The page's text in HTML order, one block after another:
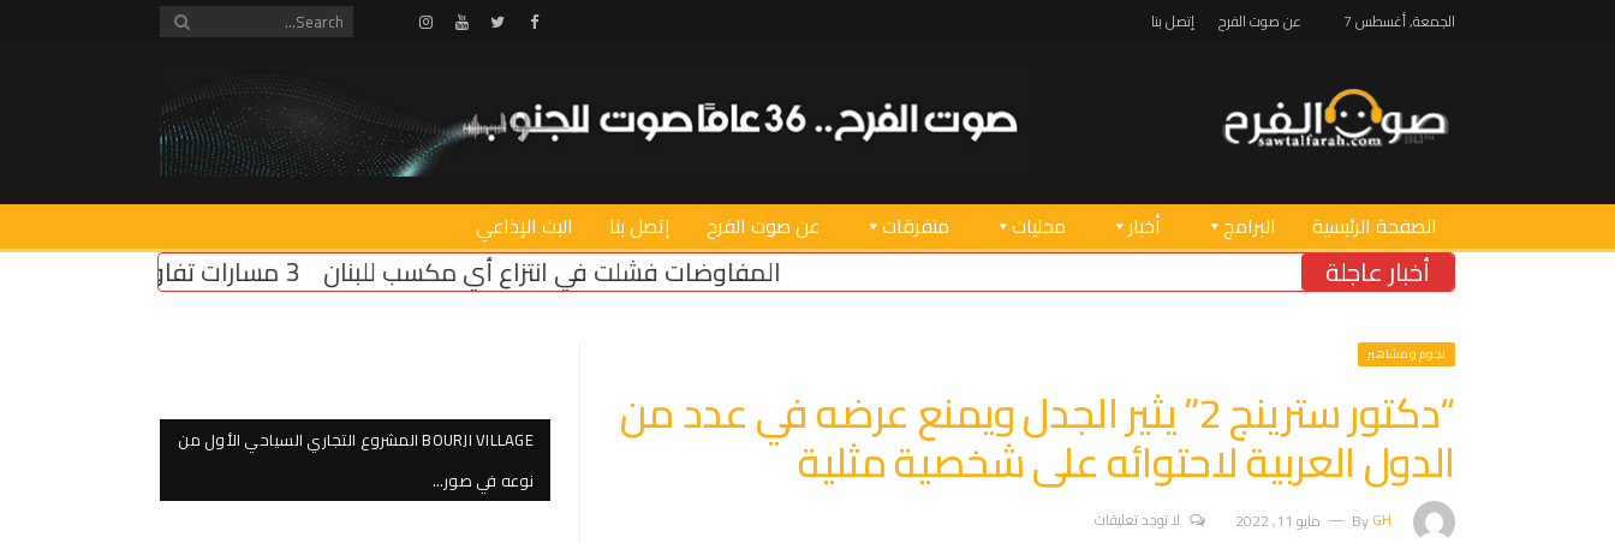
الجمعة, أغسطس 7 عن صوت الفرح إتصل بنا Facebook
Twitter
Youtube
Instagram
الصفحة الرئيسية البرامج أخبار محليات متفرقات عن صوت الفرح إتصل بنا البث الإذاعي
أخبار عاجلة المفاوضات فشلت في انتزاع أي مكسب للبنان 3 مسارات تفاوضية في روما… وملف الأسرى يتصدر المباحثات
نجوم ومشاهير
“دكتور سترينج 2” يثير الجدل ويمنع عرضه في عدد من
الدول العربية لاحتوائه على شخصية مثلية
ByGH مايو 11, 2022 لا توجد تعليقات
BOURJI VILLAGE المشروع التجاري السياحي الأول من
نوعه في صور…